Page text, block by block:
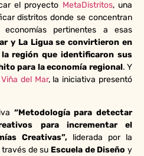
el proyecto MetaDistritos, una
distritos donde se concentran
pertinentes a esas
y La Ligua se convirtieron en
región que identificaron sus
para la economía regional. Y
del Mar, la iniciativa presentó
“Metodología para detectar
para incrementar el
Creativas”, liderada por la
de su Escuela de Diseño y